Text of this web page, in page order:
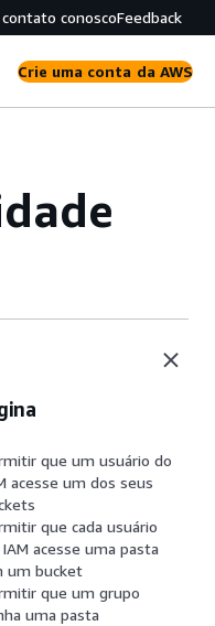
conoscoFeedback
Crie uma conta da AWS
que um usuário do
acesse um dos seus
que cada usuário
acesse uma pasta
um bucket
que um grupo
uma pasta